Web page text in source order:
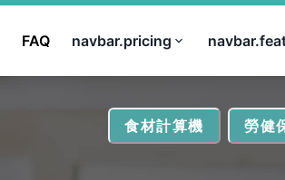
FAQ navbar.pricing
食材計算機 勞健